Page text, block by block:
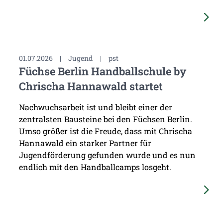
01.07.2026 | Jugend | pst
Füchse Berlin Handballschule by
Chrischa Hannawald startet
Nachwuchsarbeit ist und bleibt einer der
zentralsten Bausteine bei den Füchsen Berlin.
Umso größer ist die Freude, dass mit Chrischa
Hannawald ein starker Partner für
Jugendförderung gefunden wurde und es nun
endlich mit den Handballcamps losgeht.